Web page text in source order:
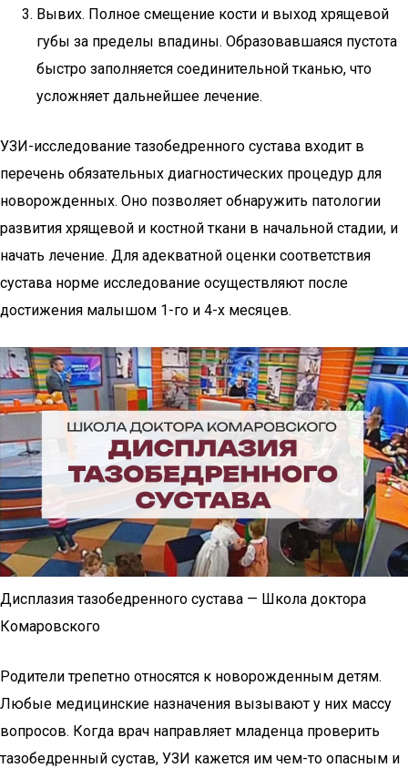
Вывих. Полное смещение кости и выход хрящевой
губы за пределы впадины. Образовавшаяся пустота
быстро заполняется соединительной тканью, что
усложняет дальнейшее лечение.
УЗИ-исследование тазобедренного сустава входит в
перечень обязательных диагностических процедур для
новорожденных. Оно позволяет обнаружить патологии
развития хрящевой и костной ткани в начальной стадии, и
начать лечение. Для адекватной оценки соответствия
сустава норме исследование осуществляют после
достижения малышом 1-го и 4-х месяцев.
Дисплазия тазобедренного сустава — Школа доктора
Комаровского
Родители трепетно относятся к новорожденным детям.
Любые медицинские назначения вызывают у них массу
вопросов. Когда врач направляет младенца проверить
тазобедренный сустав, УЗИ кажется им чем-то опасным и